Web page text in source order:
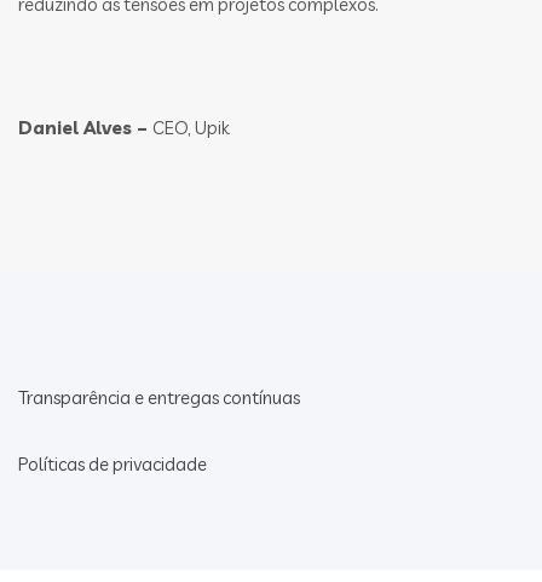
Daniel Alves – CEO, Upik
Transparência e entregas contínuas
Políticas de privacidade